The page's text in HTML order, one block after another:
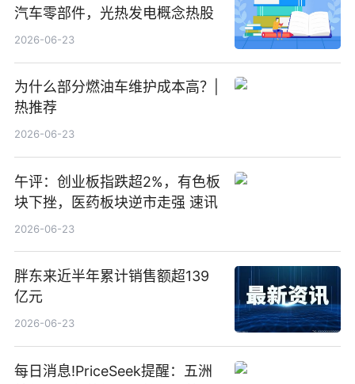
汽车零部件，光热发电概念热股
2026-06-23
为什么部分燃油车维护成本高？|
热推荐
2026-06-23
午评：创业板指跌超2%，有色板
块下挫，医药板块逆市走强 速讯
2026-06-23
胖东来近半年累计销售额超139
亿元
2026-06-23
每日消息!PriceSeek提醒：五洲